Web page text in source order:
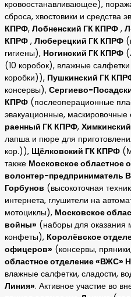
кровоостанавливающее),
сброса, хвостовики и средства
КПРФ, Лобненский ГК КПРФ ,
КПРФ , Люберецкий ГК КПРФ
гигиены), Ногинский ГК КПРФ
(10 коробок), влажные
коробки)), Пушкинский ГК
консервы), Сергиево-
КПРФ (послеоперационные
эвакуационные, маскировочные
раенный ГК КПРФ,
лапша и пюре для
кор.)), Щёлковский ГК КПРФ
также Московское областное
волонтер-предприниматель
Горбунов (высокоточная
интернета, глушители на
мотоциклы), Московское
войны» (наборы для оказания
конфеты), Королёвское
офицеров» (консервы,
областное отделение «ВЖС»
влажные салфетки, сладости,
Линия». Активное участие во